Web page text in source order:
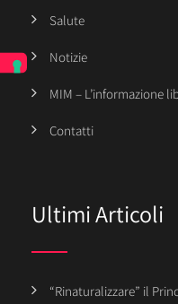
Salute
Notizie
MIM – L’informazione
Contatti
Ultimi Articoli
“Rinaturalizzare” il